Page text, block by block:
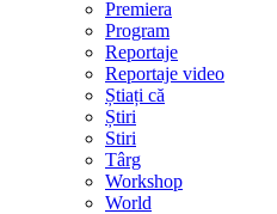
Premiera
Program
Reportaje
Reportaje video
Știați că
Știri
Stiri
Târg
Workshop
World